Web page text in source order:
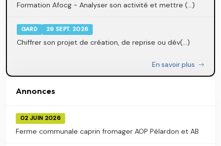
Formation Afocg - Analyser son activité et mettre (...)
GARD 29 SEPT. 2026
Chiffrer son projet de création, de reprise ou dév(...)
En savoir plus
Annonces
02 JUIN 2026
Ferme communale caprin fromager AOP Pélardon et AB